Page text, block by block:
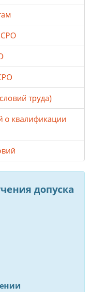
СРО
труда)
о квалификации
допуска